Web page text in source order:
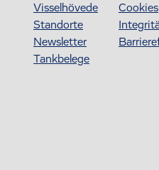
Visselhövede
Standorte
Newsletter
Tankbelege
Cookies